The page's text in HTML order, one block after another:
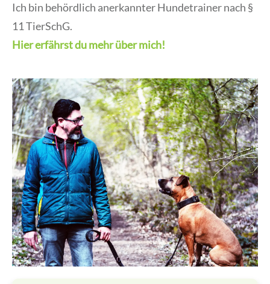
Ich bin behördlich anerkannter Hundetrainer nach §
11 TierSchG.
Hier erfährst du mehr über mich!